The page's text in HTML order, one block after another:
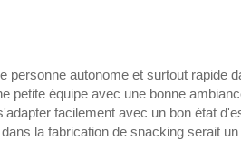
personne autonome et surtout rapide
petite équipe avec une bonne
facilement avec un bon état
la fabrication de snacking serait un